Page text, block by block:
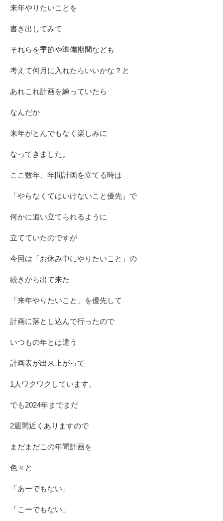
来年やりたいことを
書き出してみて
それらを季節や準備期間なども
考えて何月に入れたらいいかな？と
あれこれ計画を練っていたら
なんだか
来年がとんでもなく楽しみに
なってきました。
ここ数年、年間計画を立てる時は
「やらなくてはいけないこと優先」で
何かに追い立てられるように
立てていたのですが
今回は「お休み中にやりたいこと」の
続きから出て来た
「来年やりたいこと」を優先して
計画に落とし込んで行ったので
いつもの年とは違う
計画表が出来上がって
1人ワクワクしています。
でも2024年までまだ
2週間近くありますので
まだまだこの年間計画を
色々と
「あーでもない」
「こーでもない」